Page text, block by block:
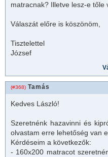
matracnak? Illetve lesz-e tőle
Válaszát előre is köszönöm,
Tisztelettel
József
(#368) Tamás
Kedves László!
Szeretnénk hazavinni és
olvastam erre lehetőség van
Kérdéseim a következők:
- 160x200 matracot